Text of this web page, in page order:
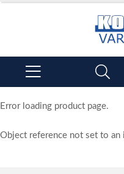
Error loading product page.
Object reference not set to an